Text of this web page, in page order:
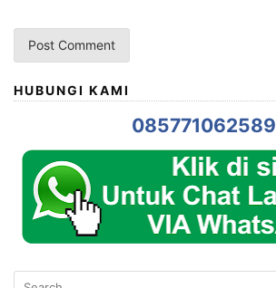
HUBUNGI KAMI
085771062589
Search